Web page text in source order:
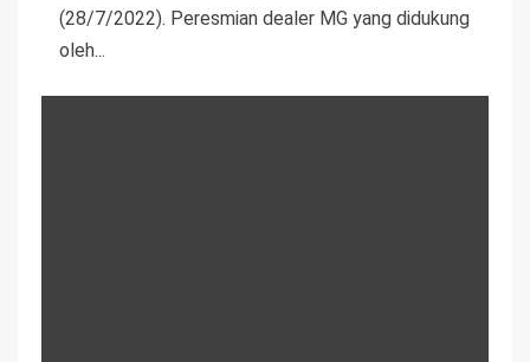
(28/7/2022). Peresmian dealer MG yang didukung
oleh...